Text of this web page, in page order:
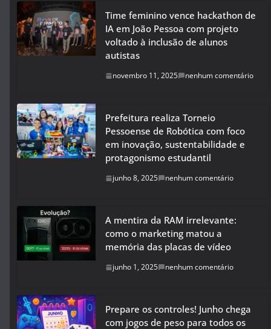
Time feminino vence hackathon de
IA em João Pessoa com projeto
voltado à inclusão de alunos
autistas
novembro 11, 2025 nenhum comentário
Prefeitura realiza Torneio
Pessoense de Robótica com foco
em inovação, sustentabilidade e
protagonismo estudantil
junho 8, 2025 nenhum comentário
A mentira da RAM irrelevante:
como o marketing matou a
memória das placas de vídeo
junho 1, 2025 nenhum comentário
Prepare os controles! Junho chega
com jogos de peso para todos os